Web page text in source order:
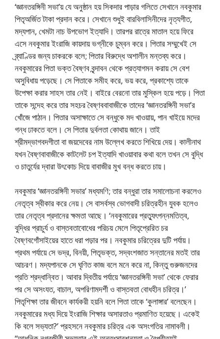
‘জ্ঞানতরঙ্গিনী সভা’য় যে অনুষ্ঠান হয় সিকদার পাড়ার গলিতে সেখানে নবকুমার
পিতৃঅর্জিত টাকা প্রদান করে। সেখানে শুধুই বারবিলাসিনীদের নৃত্যগীত,
মদ্যপান, খেমটা নাচ উপভোগ ইত্যাদি। তারপর রাত্রে মাতাল হয়ে ফিরে
এসে নবকুমার ইংরাজি কায়দায় ভগ্নীকে চুম্বন করে। পিতার সম্মুখেই সে
ব্র্যাণ্ডির জন্য চাকরকে বলে; পিতার বিরুদ্ধে অশালীন মন্তব্য করে।
নবকুমারের পিতা ভক্ত বৈষ্ণব বৃন্দাবন থেকে প্রত্যাগমন করায় সে বেশ
অসুবিধায় পড়েছে। সে পিতাকে সমীহ করে, ভয় করে, প্রকাশ্যে তাকে
উপেক্ষা করার সাহস তার নেই। বাইরে বেরনো তার মুস্কিল হয়ে পড়ে। পিতা
তাকে সন্দেহ করে তার সহচর বৈষ্ণববাবাজীকে তাদের ‘জ্ঞানতরঙ্গিনী সভা’র
খোঁজে পাঠান। পিতার অসাক্ষাতে সে বন্ধুকে মদ খাওয়ায়, পান খাইয়ে মদের
গন্ধ ঢাকতে বলে। সে পিতার দুর্বলতা কোথায় জানে। তাই
শ্রীমদ্ভাগবদগীতা বা জয়দেবের নাম উল্লেখ করতে শিখিয়ে দেয়। কালীনাথ
যখন বৈষ্ণবাবাজীকে কাটলেট চপ ইত্যাদি খাওয়াবার কথা বলে তখন সে বুদ্ধি
ও চাতুর্যের দ্বারা উৎকোচ দিয়ে বাবাজীর মুখ বন্ধ করতে চায়।
নবকুমার ‘জ্ঞানতরঙ্গিনী সভার’ মধ্যমণি; তার বন্ধুরা তার সমালোচনা করলেও
নেতৃত্ব স্বীকার করে নেয়। সে বাসর্বস্ব ভোগবাদী চরিত্রহীন যুবক হলেও
তার নেতৃত্ব প্রদানের ক্ষমতা আছে। ‘নবকুমারের প্রত্যুৎপন্নমতিত্ব,
বুদ্ধির প্রাচুর্য ও বাস্তবতাবোধের পরিচয় মেলে পিতৃপ্রেরিত চর
বৈষ্ণবগোঁসাইয়ের হাতে ধরা পড়ার পর। নবকুমার চরিত্রের দুটি পর্যায়।
প্রথম পর্যায়ে সে ভদ্র, বিনয়ী, পিতৃভক্ত, সদ্বংশজাত সন্তানের মতই তার
আচরণ। মদ্যপানকে সে ঘৃণিত কাজ বলে মনে করে না, কিন্তু গুরুজনদের
প্রতি শ্রদ্ধান্বিত। আবার দ্বিতীয় পর্যায়ে ‘জ্ঞানতরঙ্গিনী সভা’ থেকে ফেরার
পর সে অসংযত, বাচাল, অপরিণামদর্শী ও বাস্তবতা বোধহীন চরিত্র।’
পিতৃশিক্ষা তার জীবনে কার্যকরী হয়নি বলে পিতা তাকে ‘কুলাঙ্গার’ বলেছেন।
নবকুমারের মধ্য দিয়ে ইংরাজি শিক্ষার অসারতাও প্রমাণিত হয়েছে। একেই
কি বলে সভ্যতা?’ প্রহসনে নবকুমার চরিত্র এক অসংগতির নামাবলী।